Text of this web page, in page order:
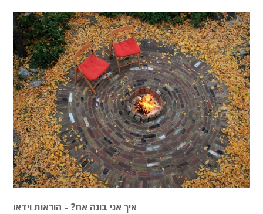
איך אני בונה אח? – הוראות וידאו